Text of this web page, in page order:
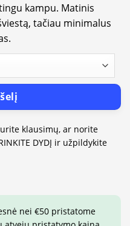
kampu. Matinis
tačiau minimalus
klausimų, ar norite
DYDĮ ir užpildykite
nei €50 pristatome